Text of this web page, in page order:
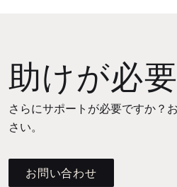
助けが必
さらにサポートが必要ですか？
さい。
お問い合わせ